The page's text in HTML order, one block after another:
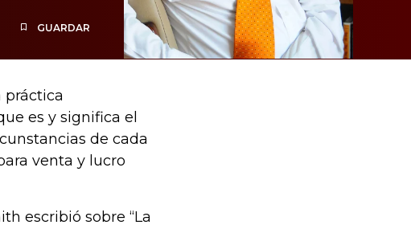
GUARDAR
práctica
es y significa el
de cada
venta y lucro
escribió sobre “La